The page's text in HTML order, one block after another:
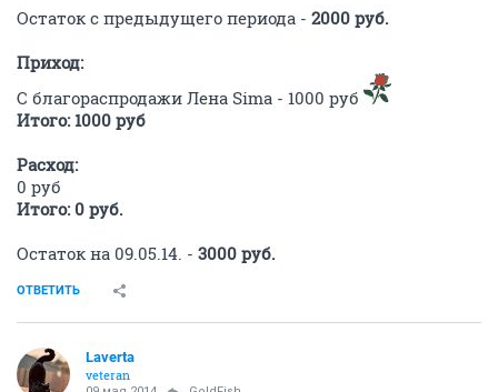
Остаток с предыдущего периода - 2000 руб.
Приход:
С благораспродажи Лена Sima - 1000 руб
Итого: 1000 руб
Расход:
0 руб
Итого: 0 руб.
Остаток на 09.05.14. - 3000 руб.
ОТВЕТИТЬ
Laverta
veteran